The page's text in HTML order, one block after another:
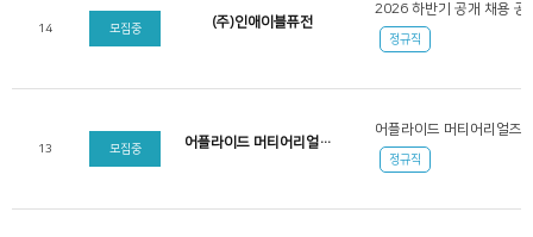
14 모집중 (주)인애이블퓨전
2026 하반기 공개 채용 공
정규직
13 모집중 어플라이드 머티어리얼즈 코리아
정규직